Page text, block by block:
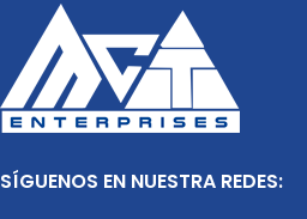
SÍGUENOS EN NUESTRA REDES: